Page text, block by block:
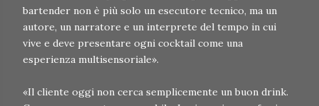
bartender non è più solo un esecutore tecnico, ma un
autore, un narratore e un interprete del tempo in cui
vive e deve presentare ogni cocktail come una
esperienza multisensoriale».
«Il cliente oggi non cerca semplicemente un buon drink.